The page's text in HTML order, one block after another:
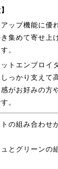
ップ機能に優
集めて寄せ上
。
トエンブロイ
っかり支えて
がお好みの方
。
の組み合わせ
とグリーンの